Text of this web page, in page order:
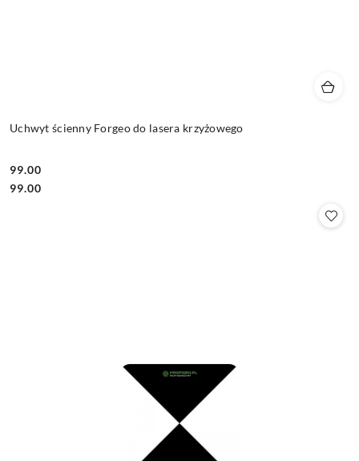
Uchwyt ścienny Forgeo do lasera krzyżowego
Cena:
99.00
Cena:
99.00